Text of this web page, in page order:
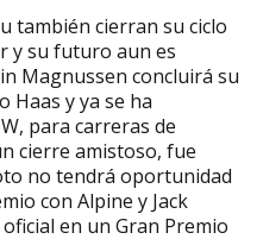
también cierran su ciclo
y su futuro aun es
Magnussen concluirá su
Haas y ya se ha
para carreras de
cierre amistoso, fue
no tendrá oportunidad
con Alpine y Jack
en un Gran Premio